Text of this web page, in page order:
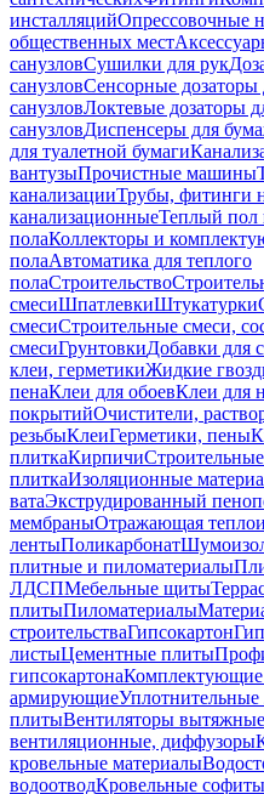
инсталляцийОпрессовочные
общественных мест
санузловСушилки для рук
санузловСенсорные
санузловЛоктевые дозаторы
санузловДиспенсеры для
для туалетной бумаги
вантузыПрочистные машины
канализацииТрубы, фитинги
канализационныеТеплый пол
полаКоллекторы и
полаАвтоматика для теплого
полаСтроительство
смесиШпатлевкиШтукатурки
смесиСтроительные смеси,
смесиГрунтовкиДобавки для
клеи, герметикиЖидкие
пенаКлеи для обоевКлеи для
покрытийОчистители,
резьбыКлеиГерметики, пены
плиткаКирпичи
плиткаИзоляционные
ватаЭкструдированный
мембраныОтражающая
лентыПоликарбонат
плитные и пиломатериалы
ЛДСПМебельные щиты
плитыПиломатериалы
строительстваГипсокартон
листыЦементные плиты
гипсокартонаКомплектующие
армирующиеУплотнительные
плитыВентиляторы вытяжные
вентиляционные, диффузоры
кровельные материалы
водоотводКровельные софиты